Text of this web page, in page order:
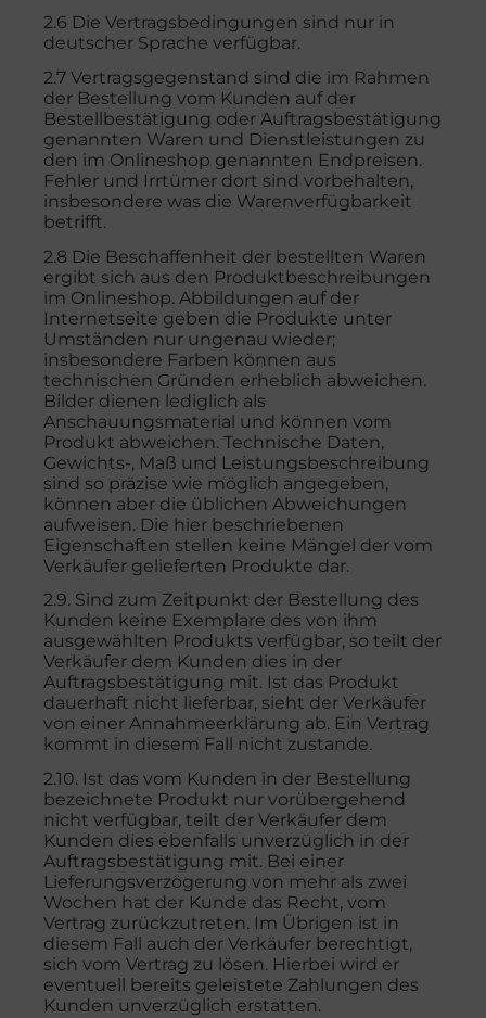
2.6 Die Vertragsbedingungen sind nur in
deutscher Sprache verfügbar.
2.7 Vertragsgegenstand sind die im Rahmen
der Bestellung vom Kunden auf der
Bestellbestätigung oder Auftragsbestätigung
genannten Waren und Dienstleistungen zu
den im Onlineshop genannten Endpreisen.
Fehler und Irrtümer dort sind vorbehalten,
insbesondere was die Warenverfügbarkeit
betrifft.
2.8 Die Beschaffenheit der bestellten Waren
ergibt sich aus den Produktbeschreibungen
im Onlineshop. Abbildungen auf der
Internetseite geben die Produkte unter
Umständen nur ungenau wieder;
insbesondere Farben können aus
technischen Gründen erheblich abweichen.
Bilder dienen lediglich als
Anschauungsmaterial und können vom
Produkt abweichen. Technische Daten,
Gewichts-, Maß und Leistungsbeschreibung
sind so präzise wie möglich angegeben,
können aber die üblichen Abweichungen
aufweisen. Die hier beschriebenen
Eigenschaften stellen keine Mängel der vom
Verkäufer gelieferten Produkte dar.
2.9. Sind zum Zeitpunkt der Bestellung des
Kunden keine Exemplare des von ihm
ausgewählten Produkts verfügbar, so teilt der
Verkäufer dem Kunden dies in der
Auftragsbestätigung mit. Ist das Produkt
dauerhaft nicht lieferbar, sieht der Verkäufer
von einer Annahmeerklärung ab. Ein Vertrag
kommt in diesem Fall nicht zustande.
2.10. Ist das vom Kunden in der Bestellung
bezeichnete Produkt nur vorübergehend
nicht verfügbar, teilt der Verkäufer dem
Kunden dies ebenfalls unverzüglich in der
Auftragsbestätigung mit. Bei einer
Lieferungsverzögerung von mehr als zwei
Wochen hat der Kunde das Recht, vom
Vertrag zurückzutreten. Im Übrigen ist in
diesem Fall auch der Verkäufer berechtigt,
sich vom Vertrag zu lösen. Hierbei wird er
eventuell bereits geleistete Zahlungen des
Kunden unverzüglich erstatten.